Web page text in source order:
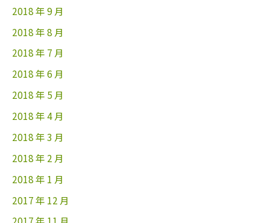
2018 年 9 月
2018 年 8 月
2018 年 7 月
2018 年 6 月
2018 年 5 月
2018 年 4 月
2018 年 3 月
2018 年 2 月
2018 年 1 月
2017 年 12 月